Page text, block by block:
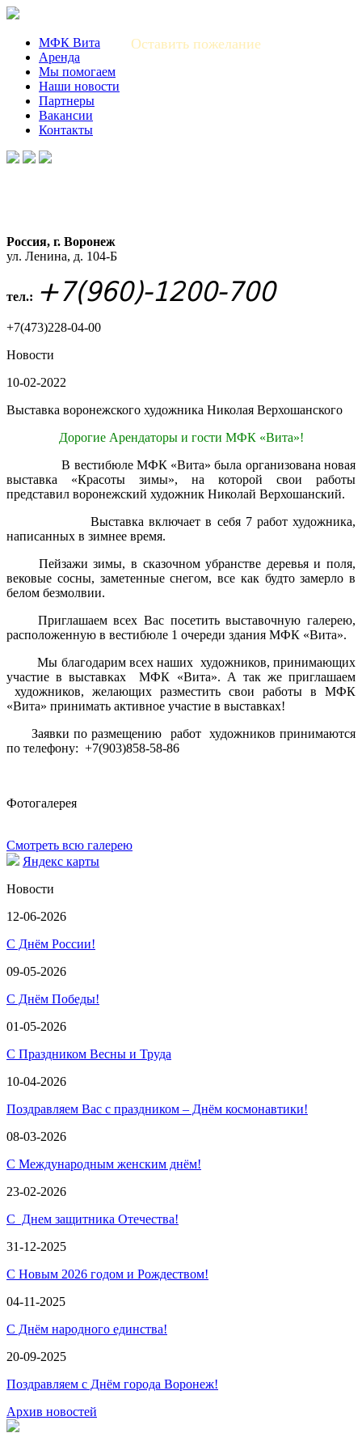
Оставить пожелание
МФК Вита
Аренда
Мы помогаем
Наши новости
Партнеры
Вакансии
Контакты
Россия, г. Воронеж
ул. Ленина, д. 104-Б
тел.: +7(960)-1200-700
+7(473)228-04-00
Новости
10-02-2022
Выставка воронежского художника Николая Верхошанского
Дорогие Арендаторы и гости МФК «Вита»!
В вестибюле МФК «Вита» была организована новая
выставка «Красоты зимы», на которой свои работы
представил воронежский художник Николай Верхошанский.
Выставка включает в себя 7 работ художника,
написанных в зимнее время.
Пейзажи зимы, в сказочном убранстве деревья и поля,
вековые сосны, заметенные снегом, все как будто замерло в
белом безмолвии.
Приглашаем всех Вас посетить выставочную галерею,
расположенную в вестибюле 1 очереди здания МФК «Вита».
Мы благодарим всех наших художников, принимающих
участие в выставках МФК «Вита». А так же приглашаем
художников, желающих разместить свои работы в МФК
«Вита» принимать активное участие в выставках!
Заявки по размещению работ художников принимаются
по телефону: +7(903)858-58-86
Фотогалерея
Смотреть всю галерею
Яндекс карты
Новости
12-06-2026
С Днём России!
09-05-2026
С Днём Победы!
01-05-2026
С Праздником Весны и Труда
10-04-2026
Поздравляем Вас с праздником – Днём космонавтики!
08-03-2026
С Международным женским днём!
23-02-2026
С Днем защитника Отечества!
31-12-2025
С Новым 2026 годом и Рождеством!
04-11-2025
С Днём народного единства!
20-09-2025
Поздравляем с Днём города Воронеж!
Архив новостей